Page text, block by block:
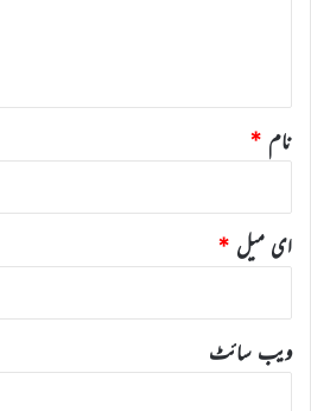
نام *
ای میل *
ویب‌ سائٹ